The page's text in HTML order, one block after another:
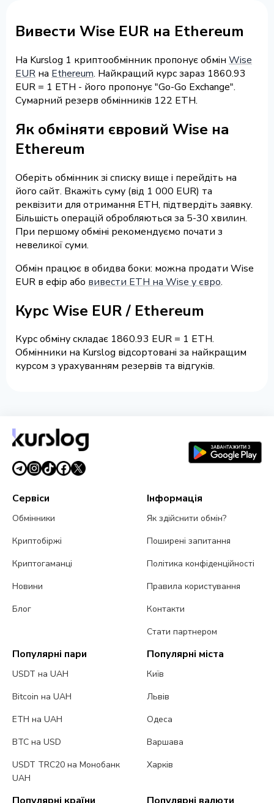
Вивести Wise EUR на Ethereum
На Kurslog 1 криптообмінник пропонує обмін Wise
EUR на Ethereum. Найкращий курс зараз 1860.93
EUR = 1 ETH - його пропонує "Go-Go Exchange".
Сумарний резерв обмінників 122 ETH.
Як обміняти євровий Wise на
Ethereum
Оберіть обмінник зі списку вище і перейдіть на
його сайт. Вкажіть суму (від 1 000 EUR) та
реквізити для отримання ETH, підтвердіть заявку.
Більшість операцій обробляються за 5-30 хвилин.
При першому обміні рекомендуємо почати з
невеликої суми.
Обмін працює в обидва боки: можна продати Wise
EUR в ефір або вивести ETH на Wise у євро.
Курс Wise EUR / Ethereum
Курс обміну складає 1860.93 EUR = 1 ETH.
Обмінники на Kurslog відсортовані за найкращим
курсом з урахуванням резервів та відгуків.
Сервіси
Обмінники
Криптобіржі
Криптогаманці
Новини
Блог
Інформація
Як здійснити обмін?
Поширені запитання
Політика конфіденційності
Правила користування
Контакти
Стати партнером
Популярні пари
USDT на UAH
Bitcoin на UAH
ETH на UAH
BTC на USD
USDT TRC20 на Монобанк
UAH
Популярні міста
Київ
Львів
Одеса
Варшава
Харків